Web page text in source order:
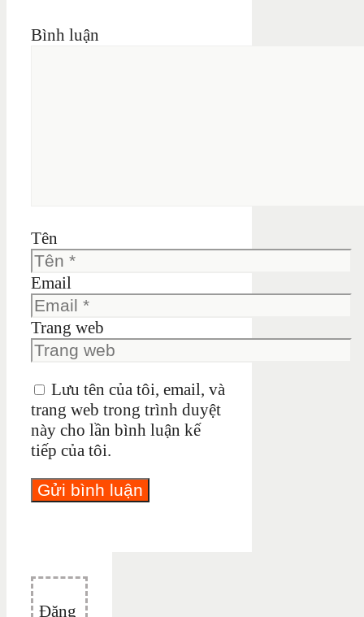
Bình luận
Tên
Email
Trang web
Lưu tên của tôi, email, và
trang web trong trình duyệt
này cho lần bình luận kế
tiếp của tôi.
Đăng